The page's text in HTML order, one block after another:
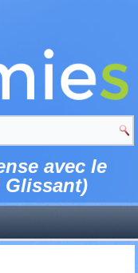
avec le
Glissant)